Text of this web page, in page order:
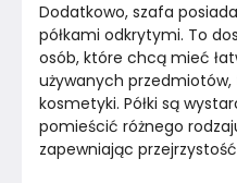
Konstrukcja frontów
Konstrukcja korpusu
Marka
Dodatkowo, szafa
półkami odkrytymi. To
osób, które chcą mieć
używanych
kosmetyki. Półki są
pomieścić różnego
zapewniając